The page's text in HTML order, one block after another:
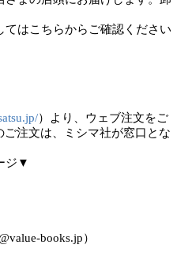
はこちらからご確認ください
）より、ウェブ注文をご
注文は、ミシマ社が窓口とな
ジ▼
books.jp）